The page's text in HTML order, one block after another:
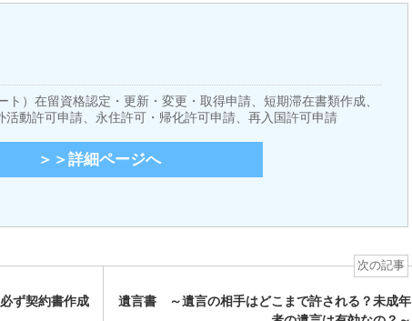
ト）在留資格認定・更新・変更・取得申請、短期滞在書類作成、
動許可申請、永住許可・帰化許可申請、再入国許可申請
＞＞詳細ページへ
ず契約書作成
次の記事
遺言書 ～遺言の相手はどこまで許される？未成年